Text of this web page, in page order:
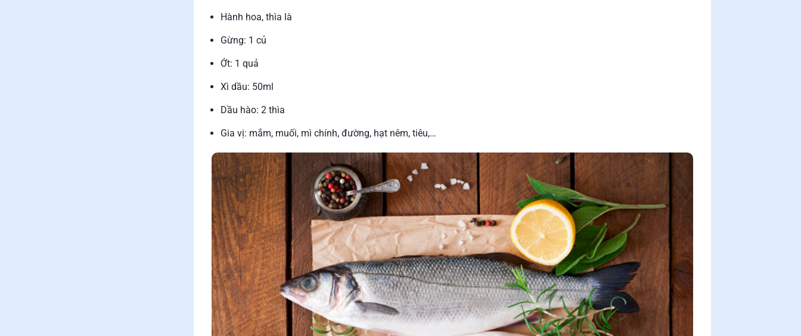
Hành hoa, thìa là
Gừng: 1 củ
Ớt: 1 quả
Xì dầu: 50ml
Dầu hào: 2 thìa
Gia vị: mắm, muối, mì chính, đường, hạt nêm, tiêu,…